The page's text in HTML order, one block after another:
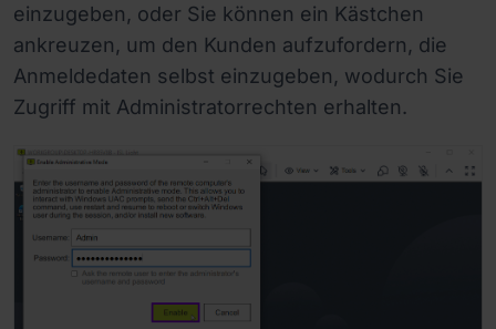
einzugeben, oder Sie können ein Kästchen
ankreuzen, um den Kunden aufzufordern, die
Anmeldedaten selbst einzugeben, wodurch Sie
Zugriff mit Administratorrechten erhalten.